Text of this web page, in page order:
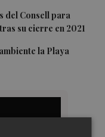
del Consell para
su cierre en 2021
la Playa